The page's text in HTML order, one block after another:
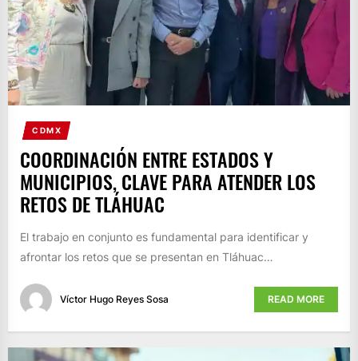
CDMX
COORDINACIÓN ENTRE ESTADOS Y
MUNICIPIOS, CLAVE PARA ATENDER LOS
RETOS DE TLÁHUAC
El trabajo en conjunto es fundamental para identificar y
afrontar los retos que se presentan en Tláhuac…
Víctor Hugo Reyes Sosa READ MORE